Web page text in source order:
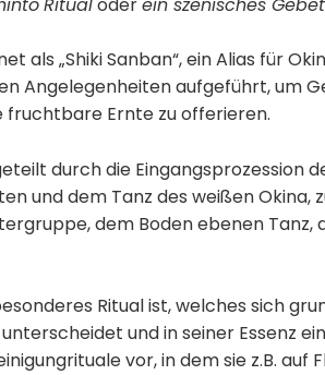
als „Shiki Sanban“, ein Alias für
Angelegenheiten aufgeführt, um
fruchtbare Ernte zu offerieren.
durch die Eingangsprozession
und dem Tanz des weißen Okina,
dem Boden ebenen
Ritual ist, welches sich
und in seiner Essenz
vor, in dem sie z.B. auf